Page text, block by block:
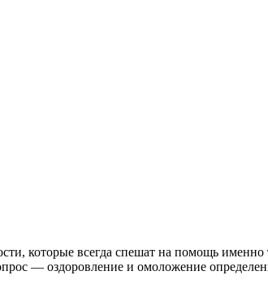
которые всегда спешат на помощь именно
— оздоровление и омоложение